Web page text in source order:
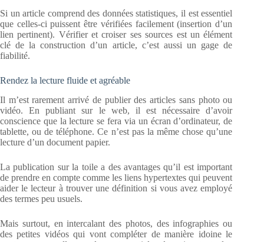
Si un article comprend des données statistiques, il est essentiel
que celles-ci puissent être vérifiées facilement (insertion d’un
lien pertinent). Vérifier et croiser ses sources est un élément
clé de la construction d’un article, c’est aussi un gage de
fiabilité.
Rendez la lecture fluide et agréable
Il m’est rarement arrivé de publier des articles sans photo ou
vidéo. En publiant sur le web, il est nécessaire d’avoir
conscience que la lecture se fera via un écran d’ordinateur, de
tablette, ou de téléphone. Ce n’est pas la même chose qu’une
lecture d’un document papier.
La publication sur la toile a des avantages qu’il est important
de prendre en compte comme les liens hypertextes qui peuvent
aider le lecteur à trouver une définition si vous avez employé
des termes peu usuels.
Mais surtout, en intercalant des photos, des infographies ou
des petites vidéos qui vont compléter de manière idoine le